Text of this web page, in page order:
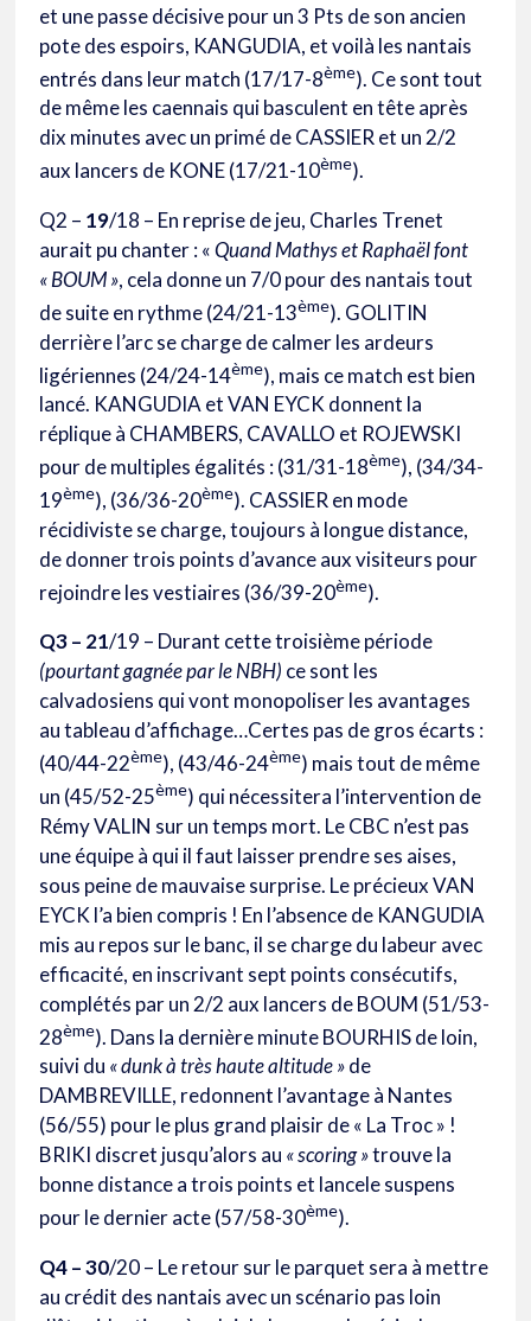
et une passe décisive pour un 3 Pts de son ancien
pote des espoirs, KANGUDIA, et voilà les nantais
entrés dans leur match (17/17-8ème). Ce sont tout
de même les caennais qui basculent en tête après
dix minutes avec un primé de CASSIER et un 2/2
aux lancers de KONE (17/21-10ème).
Q2 – 19/18 – En reprise de jeu, Charles Trenet
aurait pu chanter : «Quand Mathys et Raphaël font
« BOUM », cela donne un 7/0 pour des nantais tout
de suite en rythme (24/21-13ème). GOLITIN
derrière l’arc se charge de calmer les ardeurs
ligériennes (24/24-14ème), mais ce match est bien
lancé. KANGUDIA et VAN EYCK donnent la
réplique à CHAMBERS, CAVALLO et ROJEWSKI
pour de multiples égalités : (31/31-18ème), (34/34-
19ème), (36/36-20ème). CASSIER en mode
récidiviste se charge, toujours à longue distance,
de donner trois points d’avance aux visiteurs pour
rejoindre les vestiaires (36/39-20ème).
Q3 – 21/19 – Durant cette troisième période
(pourtant gagnée par le NBH) ce sont les
calvadosiens qui vont monopoliser les avantages
au tableau d’affichage…Certes pas de gros écarts :
(40/44-22ème), (43/46-24ème) mais tout de même
un (45/52-25ème) qui nécessitera l’intervention de
Rémy VALIN sur un temps mort. Le CBC n’est pas
une équipe à qui il faut laisser prendre ses aises,
sous peine de mauvaise surprise. Le précieux VAN
EYCK l’a bien compris ! En l’absence de KANGUDIA
mis au repos sur le banc, il se charge du labeur avec
efficacité, en inscrivant sept points consécutifs,
complétés par un 2/2 aux lancers de BOUM (51/53-
28ème). Dans la dernière minute BOURHIS de loin,
suivi du « dunk à très haute altitude »de
DAMBREVILLE, redonnent l’avantage à Nantes
(56/55) pour le plus grand plaisir de « La Troc » !
BRIKI discret jusqu’alors au « scoring »trouve la
bonne distance a trois points et lancele suspens
pour le dernier acte (57/58-30ème).
Q4 – 30/20 – Le retour sur le parquet sera à mettre
au crédit des nantais avec un scénario pas loin